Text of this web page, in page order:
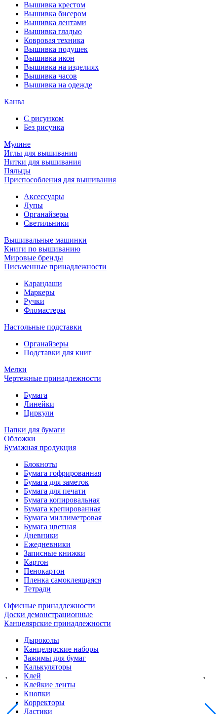
Вышивка крестом
Вышивка бисером
Вышивка лентами
Вышивка гладью
Ковровая техника
Вышивка подушек
Вышивка икон
Вышивка на изделиях
Вышивка часов
Вышивка на одежде
Канва
С рисунком
Без рисунка
Мулине
Иглы для вышивания
Нитки для вышивания
Пяльцы
Приспособления для вышивания
Аксессуары
Лупы
Органайзеры
Светильники
Вышивальные машинки
Книги по вышиванию
Мировые бренды
Письменные принадлежности
Карандаши
Маркеры
Ручки
Фломастеры
Настольные подставки
Органайзеры
Подставки для книг
Мелки
Чертежные принадлежности
Бумага
Линейки
Циркули
Папки для бумаги
Обложки
Бумажная продукция
Блокноты
Бумага гофрированная
Бумага для заметок
Бумага для печати
Бумага копировальная
Бумага крепированная
Бумага миллиметровая
Бумага цветная
Дневники
Ежедневники
Записные книжки
Картон
Пенокартон
Пленка самоклеящаяся
Тетради
Офисные принадлежности
Доски демонстрационные
Канцелярские принадлежности
Дыроколы
Канцелярские наборы
Зажимы для бумаг
Калькуляторы
Клей
Клейкие ленты
Кнопки
Корректоры
Ластики